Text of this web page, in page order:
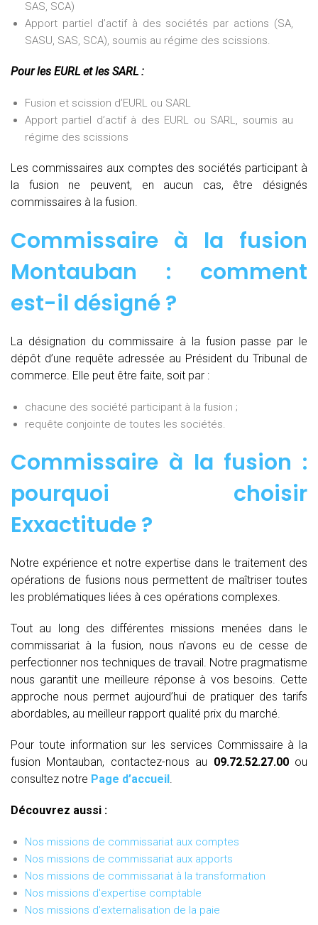
SAS, SCA)
Apport partiel d’actif à des sociétés par actions (SA,
SASU, SAS, SCA), soumis au régime des scissions.
Pour les EURL et les SARL :
Fusion et scission d’EURL ou SARL
Apport partiel d’actif à des EURL ou SARL, soumis au
régime des scissions
Les commissaires aux comptes des sociétés participant à
la fusion ne peuvent, en aucun cas, être désignés
commissaires à la fusion.
Commissaire à la fusion
Montauban : comment
est-il désigné ?
La désignation du commissaire à la fusion passe par le
dépôt d’une requête adressée au Président du Tribunal de
commerce. Elle peut être faite, soit par :
chacune des société participant à la fusion ;
requête conjointe de toutes les sociétés.
Commissaire à la fusion :
pourquoi choisir
Exxactitude ?
Notre expérience et notre expertise dans le traitement des
opérations de fusions nous permettent de maîtriser toutes
les problématiques liées à ces opérations complexes.
Tout au long des différentes missions menées dans le
commissariat à la fusion, nous n’avons eu de cesse de
perfectionner nos techniques de travail. Notre pragmatisme
nous garantit une meilleure réponse à vos besoins. Cette
approche nous permet aujourd’hui de pratiquer des tarifs
abordables, au meilleur rapport qualité prix du marché.
Pour toute information sur les services Commissaire à la
fusion Montauban, contactez-nous au 09.72.52.27.00ou
consultez notre Page d’accueil
Découvrez aussi :
Nos missions de commissariat aux comptes
Nos missions de commissariat aux apports
Nos missions de commissariat à la transformation
Nos missions d'expertise comptable
Nos missions d'externalisation de la paie